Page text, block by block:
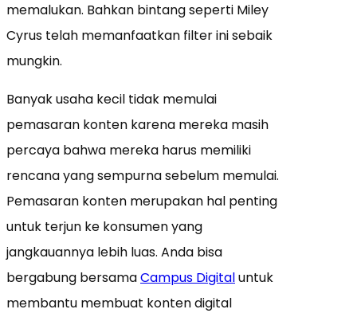
memalukan. Bahkan bintang seperti Miley
Cyrus telah memanfaatkan filter ini sebaik
mungkin.
Banyak usaha kecil tidak memulai
pemasaran konten karena mereka masih
percaya bahwa mereka harus memiliki
rencana yang sempurna sebelum memulai.
Pemasaran konten merupakan hal penting
untuk terjun ke konsumen yang
jangkauannya lebih luas. Anda bisa
bergabung bersamaCampus Digitaluntuk
membantu membuat konten digital